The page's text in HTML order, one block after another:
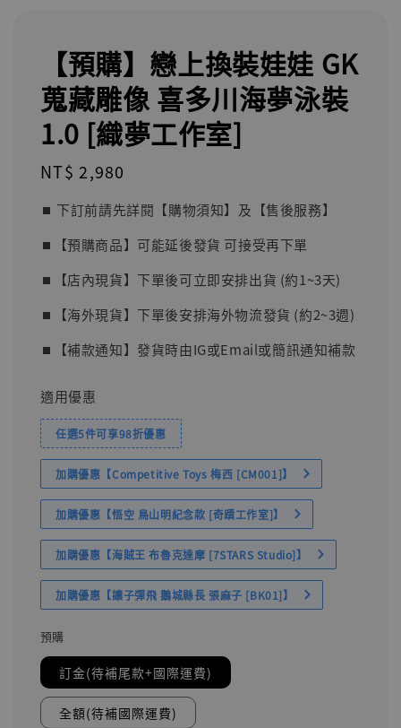
【預購】戀上換裝娃娃 GK
蒐藏雕像 喜多川海夢泳裝
1.0 [織夢工作室]
Regular
NT$ 2,980
⏹︎ 下訂前請先詳閱【購物須知】及【售後服務】
⏹︎【預購商品】可能延後發貨 可接受再下單
⏹︎【店內現貨】下單後可立即安排出貨 (約1~3天)
⏹︎【海外現貨】下單後安排海外物流發貨 (約2~3週)
⏹︎【補款通知】發貨時由IG或Email或簡訊通知補款
適用優惠
任選5件可享98折優惠
加購優惠【Competitive Toys 梅西 [CM001]】
加購優惠【悟空 鳥山明紀念款 [奇蹟工作室]】
加購優惠【海賊王 布魯克達摩 [7STARS Studio]】
加購優惠【讓子彈飛 鵝城縣長 張麻子 [BK01]】
預購
訂金(待補尾款+國際運費)
全額(待補國際運費)